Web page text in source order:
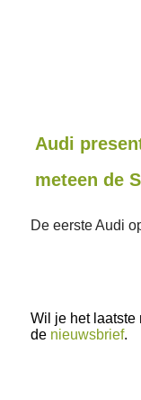
Audi
meteen de
De eerste Audi
Wil je het
de nieuwsbrief.